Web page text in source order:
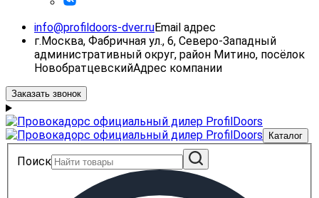
info@profildoors-dver.ruEmail адрес
г.Москва, Фабричная ул., 6, Северо-Западный
административный округ, район Митино, посёлок
НовобратцевскийАдрес компании
Заказать звонок
Каталог
Поиск